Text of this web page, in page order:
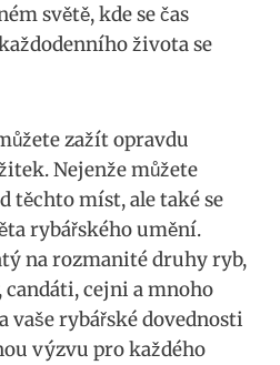
světě, kde se čas
života se
zažít opravdu
Nejenže můžete
těchto míst, ale také se
rybářského umění.
na rozmanité druhy ryb,
cejni a mnoho
vaše rybářské dovednosti
výzvu pro každého